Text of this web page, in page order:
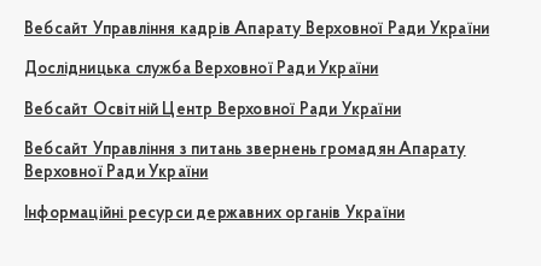
Вебсайт Управління кадрів Апарату Верховної Ради України
Дослідницька служба Верховної Ради України
Вебсайт Освітній Центр Верховної Ради України
Вебсайт Управління з питань звернень громадян Апарату
Верховної Ради України
Інформаційні ресурси державних органів України